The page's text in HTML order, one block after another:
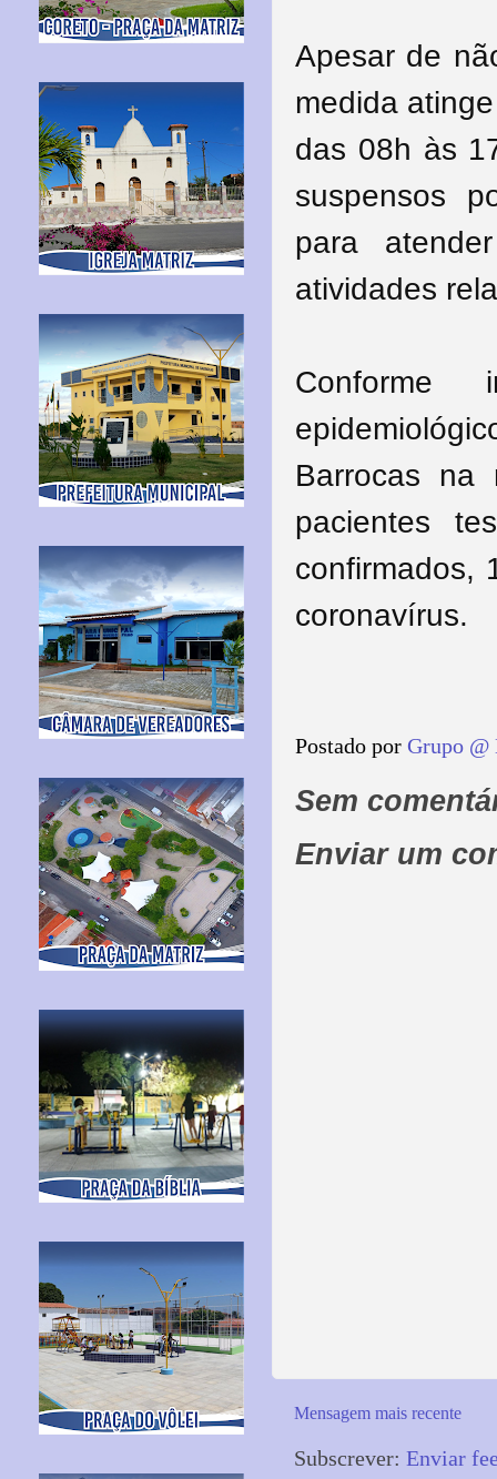
Apesar de
medida
das 08h às
suspensos
para
atividades
Conforme
Barrocas na
pacientes
confirmados,
coronavírus.
Postado por Grupo @
Sem
Enviar um
Mensagem mais recente
Subscrever: Enviar